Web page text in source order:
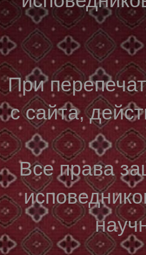
При
с сайта,
Все права